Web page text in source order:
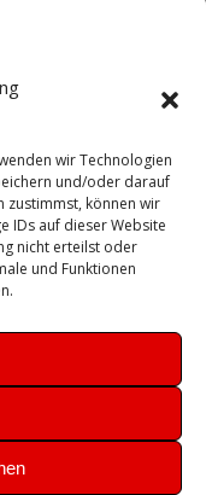
wir Technologien
und/oder darauf
zustimmst, können wir
IDs auf dieser Website
nicht erteilst oder
und Funktionen
Sicherheit
SSL Ubuntu
VCSA Veeam
Windows